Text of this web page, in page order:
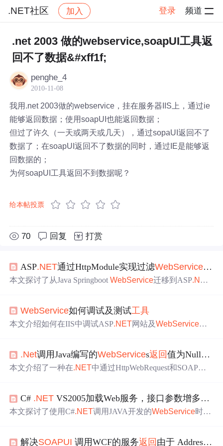
.NET社区 加入 登录 频道
.NET社区 帖子详情
.net 2003 做的webservice,soapUI工具返
回不了数据&#xff1f;
penghe_4
2010-11-08
我用.net 2003做的webservice，挂在服务器IIS上，通过ie
能够返回数据；使用soapUI也能返回数据；
但过了许久（一天或两天或几天），通过sopaUI返回不了
数据了；在soapUI返回不了数据的同时，通过IE是能够返
回数据的；
为何soapUI工具返回不到数据呢？
给本帖投票
70 回复 打赏
ASP.NET通过HttpModule实现过滤WebService的
本文探讨了从Java SpringbootWebService迁移到ASP.NET
od 返回结果的修改，使其与Java的SOAP响应格式保持一
致，解决了客户端代码兼容性问题。
WebService如何调试及测试工具
本文介绍如何在IIS中调试ASP.NET网站及WebService的
Studio和使用SoapUI测试ASP.NET WebService 。
.Net调用Java编写的WebServices返回值为Null的解决方法(
本文介绍了一种在.NET中通过HttpWebRequest和SOAP协
UTF-8编码发送到指定URL，成功获取了服务响应。
C# .NET VS2005加载Web服务，接口参数增多的问题？
本文探讨了使用C#.NET调用JAVA开发的WebService时遇
解决SOAPUI 调用WCF的服务返回 由于 AddressFilter 在 EndpointDispatcher 不匹配，To 为“”的消息无法在接收方处理。请检查发送方和接收方的 Endpoin